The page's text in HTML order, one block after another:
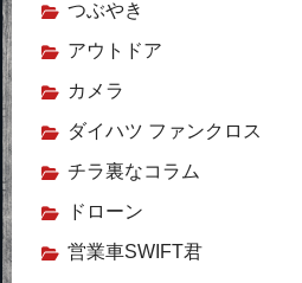
つぶやき
アウトドア
カメラ
ダイハツ ファンクロス
チラ裏なコラム
ドローン
営業車SWIFT君